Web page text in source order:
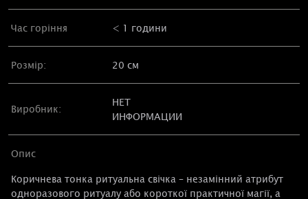
Час горіння < 1 години
Розмір: 20 см
Виробник:
НЕТ
ИНФОРМАЦИИ
Опис
Коричнева тонка ритуальна свічка – незамінний атрибут
одноразового ритуалу або короткої практичної магії, а